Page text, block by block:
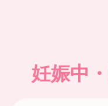
妊娠中